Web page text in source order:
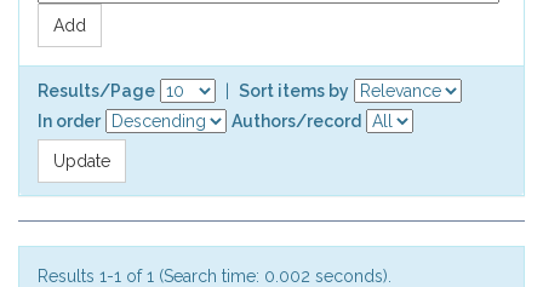
Results/Page
Sort items by
In order
Authors/record
Results 1-1 of 1 (Search time: 0.002 seconds).